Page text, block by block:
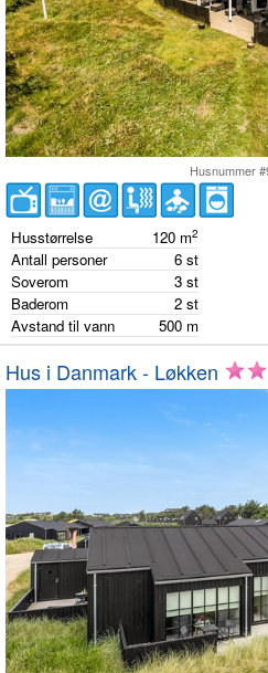
Husnummer
Husstørrelse 120 m2
Antall personer 6 st
Soverom
3 st
Baderom
2 st
Avstand til vann
500 m
Hus i Danmark - Løkken